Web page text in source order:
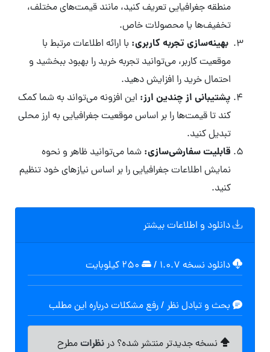
منطقه جغرافیایی تعریف کنید، مانند قیمت‌های مختلف،
تخفیف‌ها یا محصولات خاص.
بهینه‌سازی تجربه کاربری: با ارائه اطلاعات مرتبط با
موقعیت کاربر، می‌توانید تجربه خرید را بهبود ببخشید و
احتمال خرید را افزایش دهید.
پشتیبانی از چندین ارز: این افزونه می‌تواند به شما کمک
کند تا قیمت‌ها را بر اساس موقعیت جغرافیایی به ارز محلی
تبدیل کنید.
قابلیت سفارشی‌سازی: شما می‌توانید ظاهر و نحوه
نمایش اطلاعات جغرافیایی را بر اساس نیازهای خود تنظیم
کنید.
دانلود و اطلاعات بیشتر
دانلود نسخه ۱.۰.۷ /
بحث و تبادل نظر / رفع مشکلات درباره این مطلب
نسخه جدیدتر منتشر شده؟ درنظراتمطرح